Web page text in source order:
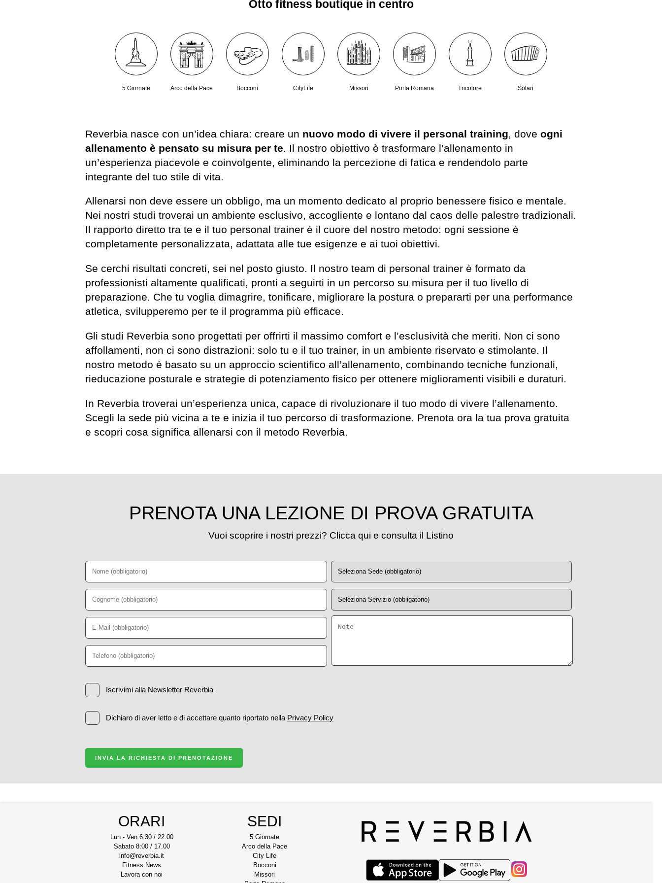
Otto fitness boutique in centro
5 Giornate Arco della Pace Bocconi CityLife Missori Porta Romana Tricolore Solari
Reverbia nasce con un’idea chiara: creare un nuovo modo di vivere il personal training, dove ogni
allenamento è pensato su misura per te. Il nostro obiettivo è trasformare l’allenamento in
un’esperienza piacevole e coinvolgente, eliminando la percezione di fatica e rendendolo parte
integrante del tuo stile di vita.
Allenarsi non deve essere un obbligo, ma un momento dedicato al proprio benessere fisico e mentale.
Nei nostri studi troverai un ambiente esclusivo, accogliente e lontano dal caos delle palestre tradizionali.
Il rapporto diretto tra te e il tuo personal trainer è il cuore del nostro metodo: ogni sessione è
completamente personalizzata, adattata alle tue esigenze e ai tuoi obiettivi.
Se cerchi risultati concreti, sei nel posto giusto. Il nostro team di personal trainer è formato da
professionisti altamente qualificati, pronti a seguirti in un percorso su misura per il tuo livello di
preparazione. Che tu voglia dimagrire, tonificare, migliorare la postura o prepararti per una performance
atletica, svilupperemo per te il programma più efficace.
Gli studi Reverbia sono progettati per offrirti il massimo comfort e l’esclusività che meriti. Non ci sono
affollamenti, non ci sono distrazioni: solo tu e il tuo trainer, in un ambiente riservato e stimolante. Il
nostro metodo è basato su un approccio scientifico all’allenamento, combinando tecniche funzionali,
rieducazione posturale e strategie di potenziamento fisico per ottenere miglioramenti visibili e duraturi.
In Reverbia troverai un’esperienza unica, capace di rivoluzionare il tuo modo di vivere l’allenamento.
Scegli la sede più vicina a te e inizia il tuo percorso di trasformazione. Prenota ora la tua prova gratuita
e scopri cosa significa allenarsi con il metodo Reverbia.
PRENOTA UNA LEZIONE DI PROVA GRATUITA
Vuoi scoprire i nostri prezzi? Clicca qui e consulta il Listino
Iscrivimi alla Newsletter Reverbia
Dichiaro di aver letto e di accettare quanto riportato nella Privacy Policy
INVIA LA RICHIESTA DI PRENOTAZIONE
ORARI
Lun - Ven 6:30 / 22.00
Sabato 8:00 / 17.00
info@reverbia.it
Fitness News
Lavora con noi
SEDI
5 Giornate
Arco della Pace
City Life
Bocconi
Missori